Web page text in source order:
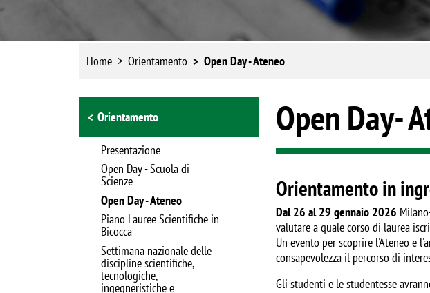
Home Orientamento Open Day - Ateneo
Browse the section
Orientamento
Presentazione
Open Day - Scuola di
Scienze
Open Day - Ateneo
Piano Lauree Scientifiche in
Bicocca
Settimana nazionale delle
discipline scientifiche,
tecnologiche,
ingegneristiche e
Open Day-
Orientamento in
Dal 26 al 29 gennaio 2026
valutare a quale corso di laurea
Un evento per scoprire l'Ateneo e
consapevolezza il percorso di
Gli studenti e le studentesse